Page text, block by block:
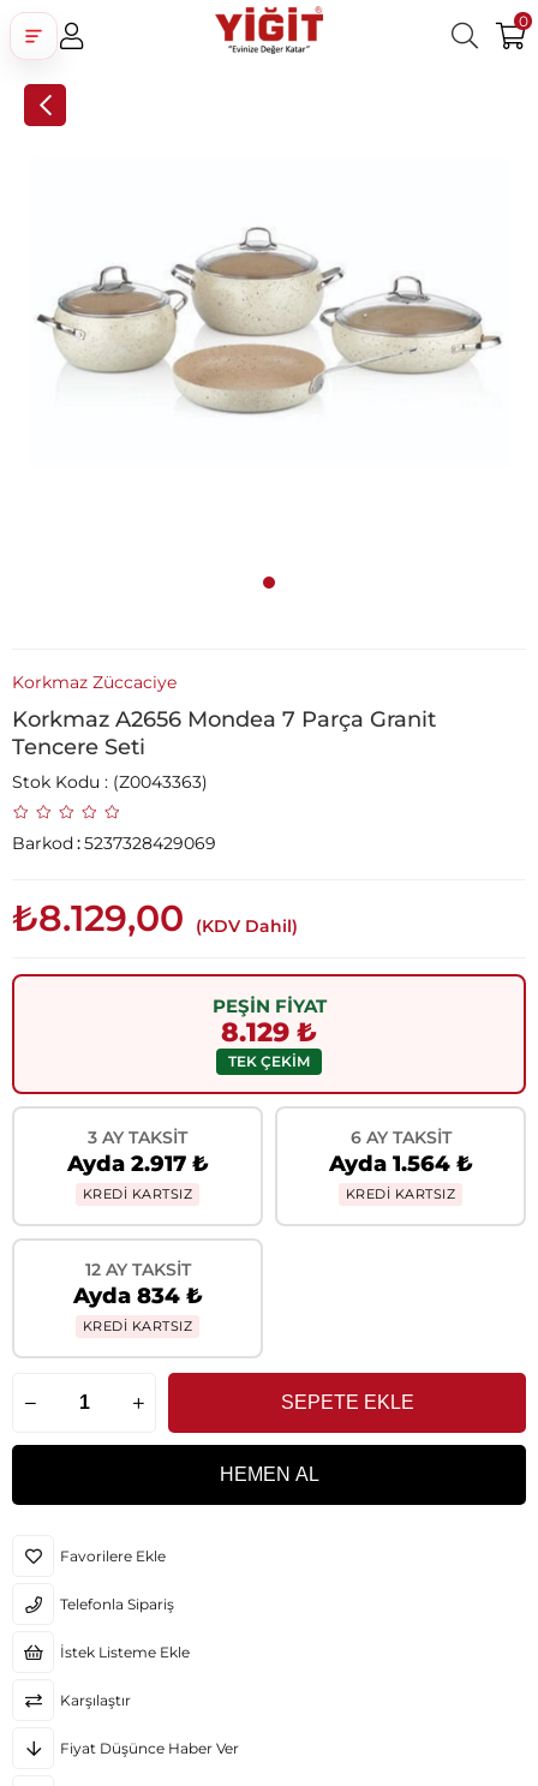
0
Korkmaz Züccaciye
Korkmaz A2656 Mondea 7 Parça Granit
Tencere Seti
Stok Kodu (Z0043363)
Barkod:5237328429069
₺8.129,00 (KDV Dahil)
PEŞİN FİYAT
8.129 ₺
TEK ÇEKİM
3 AY TAKSIT
Ayda 2.917 ₺
KREDİ KARTSIZ
6 AY TAKSIT
Ayda 1.564 ₺
KREDİ KARTSIZ
12 AY TAKSIT
Ayda 834 ₺
KREDİ KARTSIZ
Favorilere Ekle
Telefonla Sipariş
İstek Listeme Ekle
Karşılaştır
Fiyat Düşünce Haber Ver